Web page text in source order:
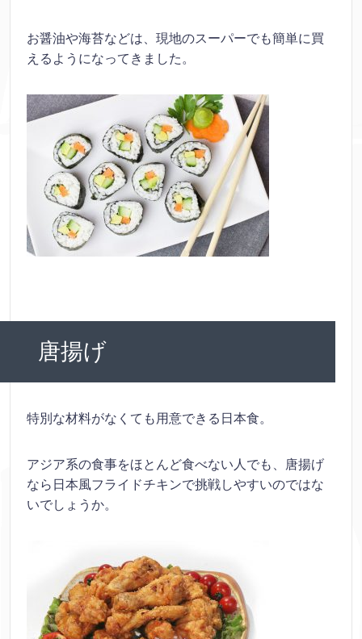
お醤油や海苔などは、現地のスーパーでも簡単に買
えるようになってきました。
唐揚げ
特別な材料がなくても用意できる日本食。
アジア系の食事をほとんど食べない人でも、唐揚げ
なら日本風フライドチキンで挑戦しやすいのではな
いでしょうか。